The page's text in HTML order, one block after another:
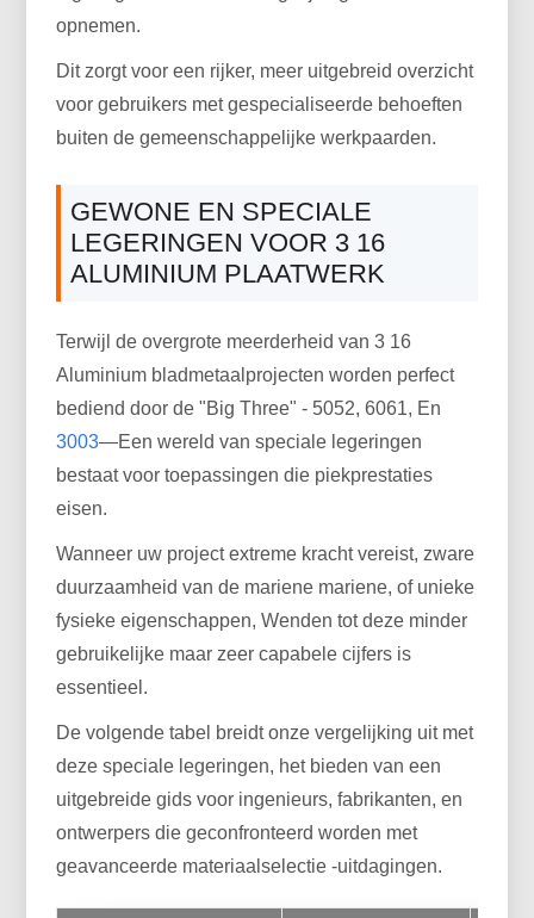
opnemen.
Dit zorgt voor een rijker, meer uitgebreid overzicht
voor gebruikers met gespecialiseerde behoeften
buiten de gemeenschappelijke werkpaarden.
GEWONE EN SPECIALE
LEGERINGEN VOOR 3 16
ALUMINIUM PLAATWERK
Terwijl de overgrote meerderheid van 3 16
Aluminium bladmetaalprojecten worden perfect
bediend door de "Big Three" - 5052, 6061, En
3003—Een wereld van speciale legeringen
bestaat voor toepassingen die piekprestaties
eisen.
Wanneer uw project extreme kracht vereist, zware
duurzaamheid van de mariene mariene, of unieke
fysieke eigenschappen, Wenden tot deze minder
gebruikelijke maar zeer capabele cijfers is
essentieel.
De volgende tabel breidt onze vergelijking uit met
deze speciale legeringen, het bieden van een
uitgebreide gids voor ingenieurs, fabrikanten, en
ontwerpers die geconfronteerd worden met
geavanceerde materiaalselectie -uitdagingen.